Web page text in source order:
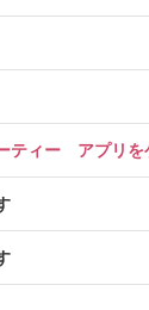
ティー アプリを